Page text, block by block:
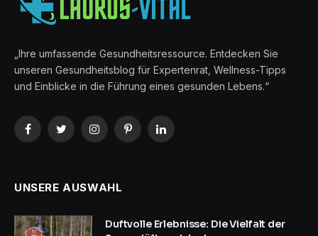
„Ihre umfassende Gesundheitsressource. Entdecken Sie
unseren Gesundheitsblog für Expertenrat, Wellness-Tipps
und Einblicke in die Führung eines gesunden Lebens.“
FacebookTwitterInstagramPinterestLinkedIn
UNSERE AUSWAHL
Duftvolle Erlebnisse: Die Vielfalt der